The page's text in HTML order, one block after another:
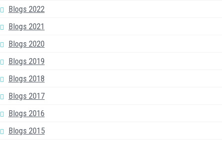
Blogs 2022
Blogs 2021
Blogs 2020
Blogs 2019
Blogs 2018
Blogs 2017
Blogs 2016
Blogs 2015